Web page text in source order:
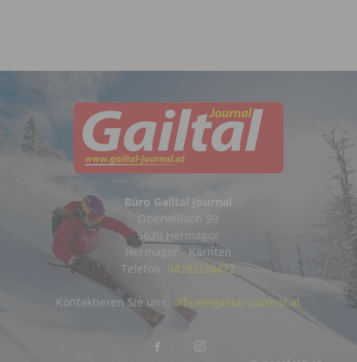
Büro Gailtal Journal
Obervellach 99
9620 Hermagor
Hermagor - Kärnten
Telefon: 04282/20472
Kontaktieren Sie uns: office@gailtal-journal.at